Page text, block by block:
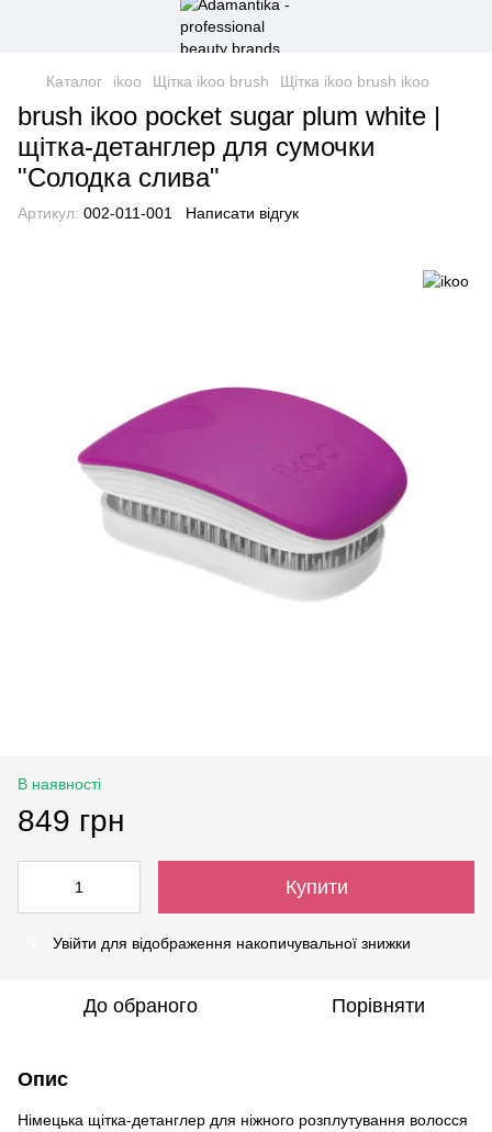
Каталог ikoo Щітка ikoo brush Щітка ikoo brush ikoo
brush ikoo pocket sugar plum white |
щітка-детанглер для сумочки
"Солодка слива"
Артикул: 002-011-001 Написати відгук
В наявності
849 грн
Купити
Увійти для відображення накопичувальної знижки
До обраного Порівняти
Опис
Німецька щітка-детанглер для ніжного розплутування волосся